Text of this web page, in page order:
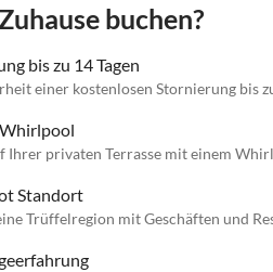
buchen?
bis zu 14 Tagen
einer kostenlosen Stornierung bis
Ihrer privaten Terrasse mit einem
Standort
Trüffelregion mit Geschäften und